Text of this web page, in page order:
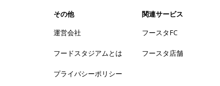
その他
運営会社
フードスタジアムとは
プライバシーポリシー
関連サービス
フースタFC
フースタ店舗